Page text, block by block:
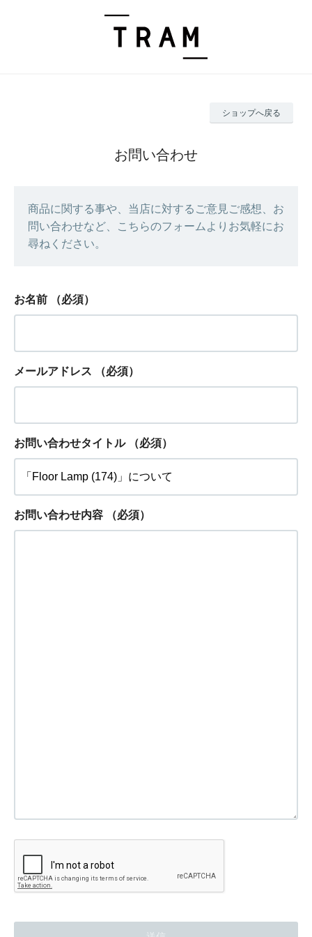
ショップへ戻る
お問い合わせ
商品に関する事や、当店に対するご意見ご感想、お
問い合わせなど、こちらのフォームよりお気軽にお
尋ねください。
お名前 （必須）
メールアドレス （必須）
お問い合わせタイトル （必須）
お問い合わせ内容 （必須）